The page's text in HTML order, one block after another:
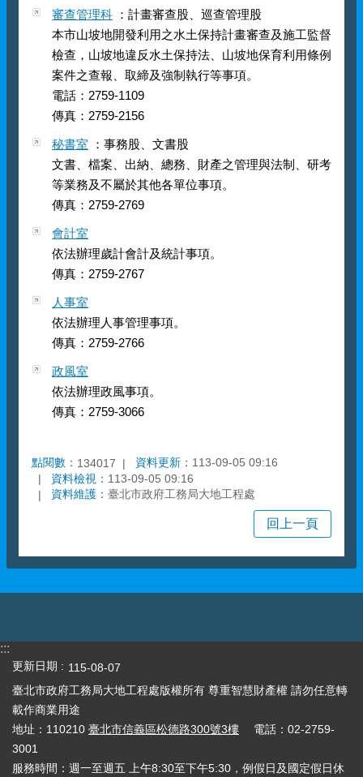
審查管理科 ：計畫審查股、巡查管理股
本市山坡地開發利用之水土保持計畫審查及施工監督
檢查，山坡地違反水土保持法、山坡地保育利用條例
案件之查報、取締及強制執行等事項。
電話：2759-1109
傳真：2759-2156
秘書室 ：事務股、文書股
文書、檔案、出納、總務、財產之管理與法制、研考
等業務及不屬於其他各單位事項。
傳真：2759-2769
會計室
依法辦理歲計會計及統計事項。
傳真：2759-2767
人事室
依法辦理人事管理事項。
傳真：2759-2766
政風室
依法辦理政風事項。
傳真：2759-3066
點閱數： 134017 資料更新： 113-09-05 09:16
資料檢視： 113-09-05 09:16
資料維護： 臺北市政府工務局大地工程處
回上一頁
:::
更新日期
115-08-07
臺北市政府工務局大地工程處版權所有 尊重智慧財產權 請勿任意轉
載作商業用途
地址：110210 臺北市信義區松德路300號3樓 電話：02-2759-
3001
服務時間：週一至週五 上午8:30至下午5:30，例假日及國定假日休